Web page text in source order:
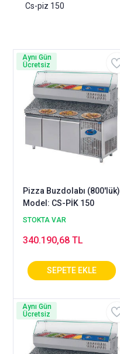
Cs-piz 150
Pizza Buzdolabı (800'lük)
Model: CS-PİK 150
STOKTA VAR
340.190,68 TL
Aynı Gün
Ücretsiz
Aynı Gün
Ücretsiz